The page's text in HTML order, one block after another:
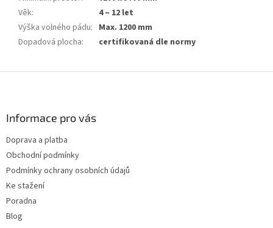
Věk:
4 – 12 let
Výška volného pádu: Max. 1200 mm
Dopadová plocha: certifikovaná dle normy
Informace pro vás
Doprava a platba
Obchodní podmínky
Podmínky ochrany osobních údajů
Ke stažení
Poradna
Blog